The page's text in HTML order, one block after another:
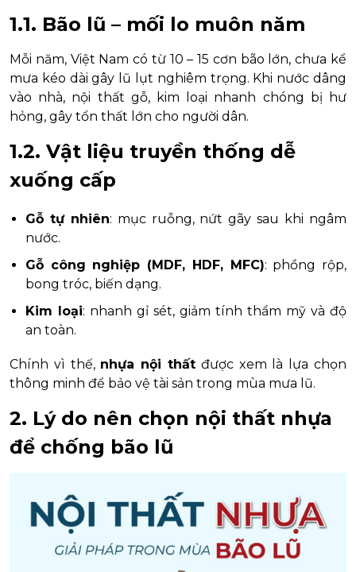
1.1. Bão lũ – mối lo muôn năm
Mỗi năm, Việt Nam có từ 10 – 15 cơn bão lớn, chưa kể
mưa kéo dài gây lũ lụt nghiêm trọng. Khi nước dâng
vào nhà, nội thất gỗ, kim loại nhanh chóng bị hư
hỏng, gây tổn thất lớn cho người dân.
1.2. Vật liệu truyền thống dễ
xuống cấp
Gỗ tự nhiên: mục ruỗng, nứt gãy sau khi ngâm
nước.
Gỗ công nghiệp (MDF, HDF, MFC): phồng rộp,
bong tróc, biến dạng.
Kim loại: nhanh gỉ sét, giảm tính thẩm mỹ và độ
an toàn.
Chính vì thế, nhựa nội thất được xem là lựa chọn
thông minh để bảo vệ tài sản trong mùa mưa lũ.
2. Lý do nên chọn nội thất nhựa
để chống bão lũ